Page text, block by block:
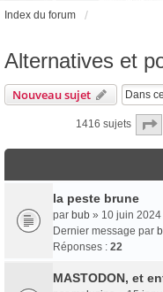
Index du forum
Alternatives et
Nouveau sujet
1416 sujets
la peste brune
par bub » 10 juin
Dernier message par
Réponses : 22
MASTODON, et